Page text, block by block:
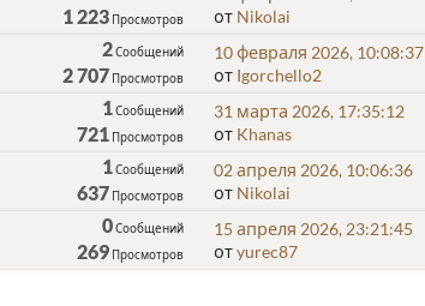
1 223 Просмотров
от Nikolai
2Сообщений
2 707 Просмотров
10 февраля 2026, 10:08:37
от Igorchello2
1 Сообщений
721 Просмотров
31 марта 2026, 17:35:12
от Khanas
1 Сообщений
637 Просмотров
02 апреля 2026, 10:06:36
от Nikolai
0Сообщений
269 Просмотров
15 апреля 2026, 23:21:45
отyurec87